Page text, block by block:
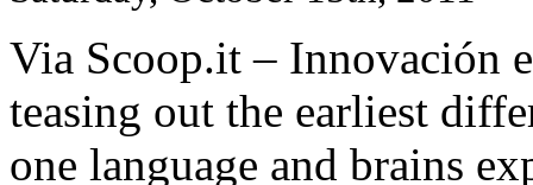
Via Scoop.it – Innovación
teasing out the earliest
one language and brains